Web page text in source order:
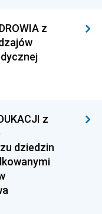
z
z
dziedzin